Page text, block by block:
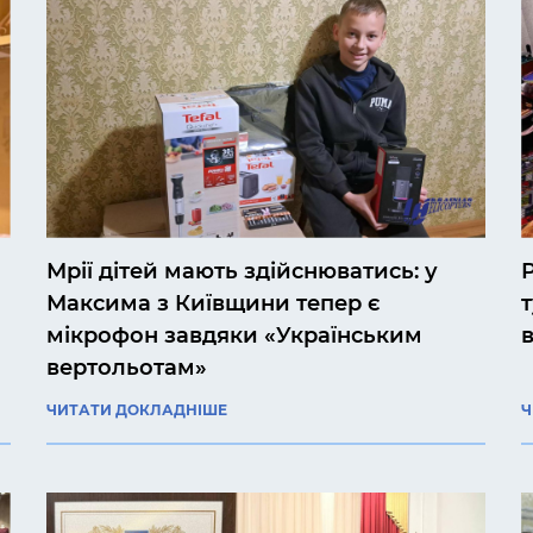
Мрії дітей мають здійснюватись: у
Максима з Київщини тепер є
мікрофон завдяки «Українським
вертольотам»
ЧИТАТИ ДОКЛАДНІШЕ